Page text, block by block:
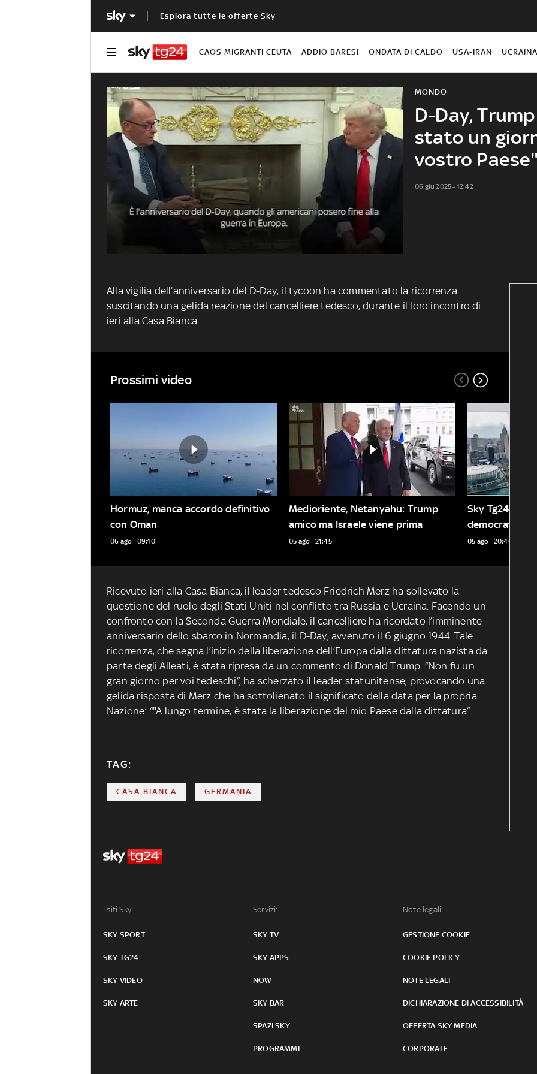
Esplora tutte le offerte Sky
CAOS MIGRANTI CEUTA ADDIO BARESI ONDATA DI CALDO USA-IRAN UCRAINA
D-Day,
stato un
vostro
MONDO
06 giu 2025 - 12:42
Alla vigilia dell’anniversario del D-Day, il tycoon ha commentato la ricorrenza
suscitando una gelida reazione del cancelliere tedesco, durante il loro incontro di
ieri alla Casa Bianca
Prossimi video
Hormuz, manca accordo definitivo
con Oman
06 ago - 09:10
Medioriente, Netanyahu: Trump
amico ma Israele viene prima
05 ago - 21:45
Sky Tg24
democratica:
Michigan
05 ago - 20:46
Ricevuto ieri alla Casa Bianca, il leader tedesco Friedrich Merz ha sollevato la
questione del ruolo degli Stati Uniti nel conflitto tra Russia e Ucraina. Facendo un
confronto con la Seconda Guerra Mondiale, il cancelliere ha ricordato l’imminente
anniversario dello sbarco in Normandia, il D-Day, avvenuto il 6 giugno 1944. Tale
ricorrenza, che segna l’inizio della liberazione dell’Europa dalla dittatura nazista da
parte degli Alleati, è stata ripresa da un commento di Donald Trump. “Non fu un
gran giorno per voi tedeschi”, ha scherzato il leader statunitense, provocando una
gelida risposta di Merz che ha sottolienato il significato della data per la propria
Nazione: “"A lungo termine, è stata la liberazione del mio Paese dalla dittatura”.
TAG:
CASA BIANCA GERMANIA
I siti Sky:
SKY SPORT
SKY TG24
SKY VIDEO
SKY ARTE
Servizi:
SKY TV
SKY APPS
NOW
SKY BAR
SPAZI SKY
PROGRAMMI
Note legali:
GESTIONE COOKIE
COOKIE POLICY
NOTE LEGALI
DICHIARAZIONE DI ACCESSIBILITÀ
OFFERTA SKY MEDIA
CORPORATE